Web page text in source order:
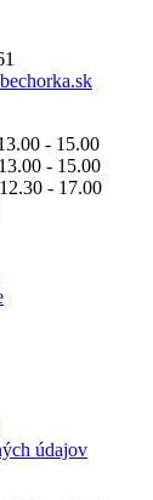
- 15.00
- 15.00
- 17.00
údajov